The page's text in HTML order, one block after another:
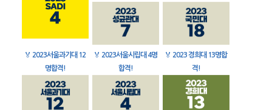
🏅 2023서울과기대 12
명합격!
🏅 2023서울시립대 4명
합격!
🏅 2023 경희대 13명합
격!